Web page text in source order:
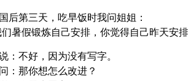
后第三天，吃早饭时我问姐姐：
们暑假锻炼自己安排，你觉得自己昨天安
：不好，因为没有写字。
：那你想怎么改进？